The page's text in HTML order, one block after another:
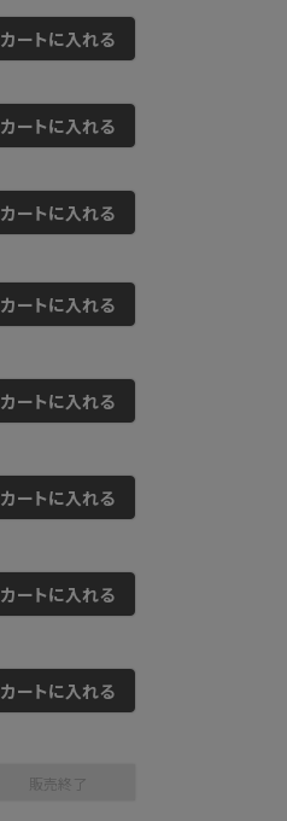
カートに入れる
カートに入れる
カートに入れる
カートに入れる
カートに入れる
カートに入れる
カートに入れる
カートに入れる
販売終了